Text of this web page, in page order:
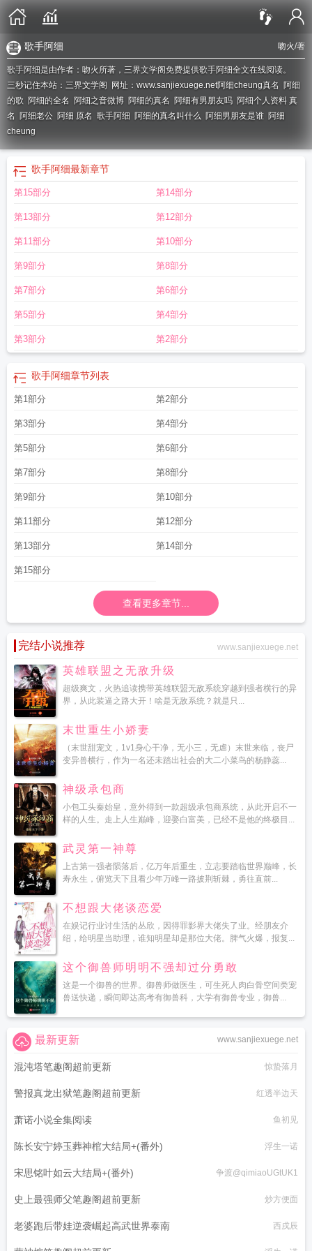
吻火/著
歌手阿细
歌手阿细是由作者：吻火所著，三界文学阁免费提供歌手阿细全文在线阅读。
三秒记住本站：三界文学阁 网址：www.sanjiexuege.net阿细cheung真名 阿细
的歌 阿细的全名 阿细之音微博 阿细的真名 阿细有男朋友吗 阿细个人资料 真
名 阿细老公 阿细 原名 歌手阿细 阿细的真名叫什么 阿细男朋友是谁 阿细
cheung
歌手阿细最新章节
第15部分 第14部分
第13部分 第12部分
第11部分 第10部分
第9部分 第8部分
第7部分 第6部分
第5部分 第4部分
第3部分 第2部分
歌手阿细章节列表
第1部分 第2部分
第3部分 第4部分
第5部分 第6部分
第7部分 第8部分
第9部分 第10部分
第11部分 第12部分
第13部分 第14部分
第15部分
查看更多章节...
完结小说推荐 www.sanjiexuege.net
英雄联盟之无敌升级
超级爽文，火热追读携带英雄联盟无敌系统穿越到强者横行的异
界，从此装逼之路大开！啥是无敌系统？就是只...
末世重生小娇妻
（末世甜宠文，1v1身心干净，无小三，无虐）末世来临，丧尸
变异兽横行，作为一名还未踏出社会的大二小菜鸟的杨静蕊...
神级承包商
小包工头秦始皇，意外得到一款超级承包商系统，从此开启不一
样的人生。走上人生巅峰，迎娶白富美，已经不是他的终极目...
武灵第一神尊
上古第一强者陨落后，亿万年后重生，立志要踏临世界巅峰，长
寿永生，俯览天下且看少年万峰一路披荆斩棘，勇往直前...
不想跟大佬谈恋爱
在娱记行业讨生活的丛欣，因得罪影界大佬失了业。经朋友介
绍，给明星当助理，谁知明星却是那位大佬。脾气火爆，报复...
这个御兽师明明不强却过分勇敢
这是一个御兽的世界。御兽师做医生，可生死人肉白骨空间类宠
兽送快递，瞬间即达高考有御兽科，大学有御兽专业，御兽...
www.sanjiexuege.net
最新更新
混沌塔笔趣阁超前更新 惊蛰落月
警报真龙出狱笔趣阁超前更新 红透半边天
萧诺小说全集阅读 鱼初见
陈长安宁婷玉葬神棺大结局+(番外) 浮生一诺
宋思铭叶如云大结局+(番外) 争渡@qimiaoUGtUK1
史上最强师父笔趣阁超前更新 炒方便面
老婆跑后带娃逆袭崛起高武世界泰南 西戌辰